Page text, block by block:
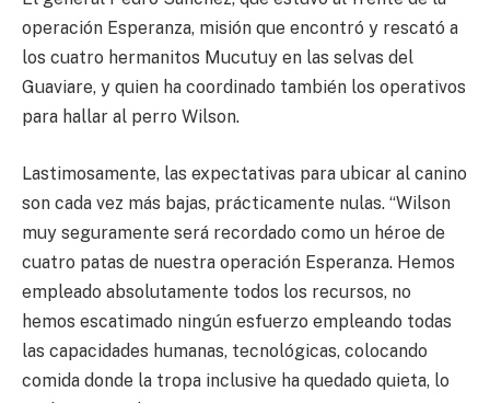
operación Esperanza, misión que encontró y rescató a
los cuatro hermanitos Mucutuy en las selvas del
Guaviare, y quien ha coordinado también los operativos
para hallar al perro Wilson.
Lastimosamente, las expectativas para ubicar al canino
son cada vez más bajas, prácticamente nulas. “Wilson
muy seguramente será recordado como un héroe de
cuatro patas de nuestra operación Esperanza. Hemos
empleado absolutamente todos los recursos, no
hemos escatimado ningún esfuerzo empleando todas
las capacidades humanas, tecnológicas, colocando
comida donde la tropa inclusive ha quedado quieta, lo